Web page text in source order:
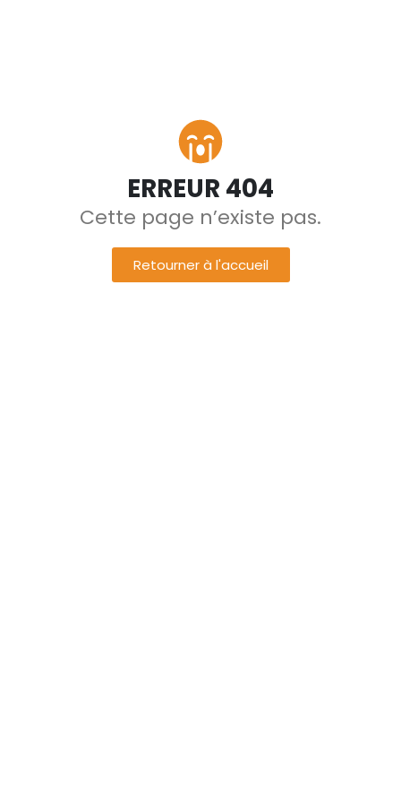
ERREUR 404
Cette page n’existe pas.
Retourner à l'accueil